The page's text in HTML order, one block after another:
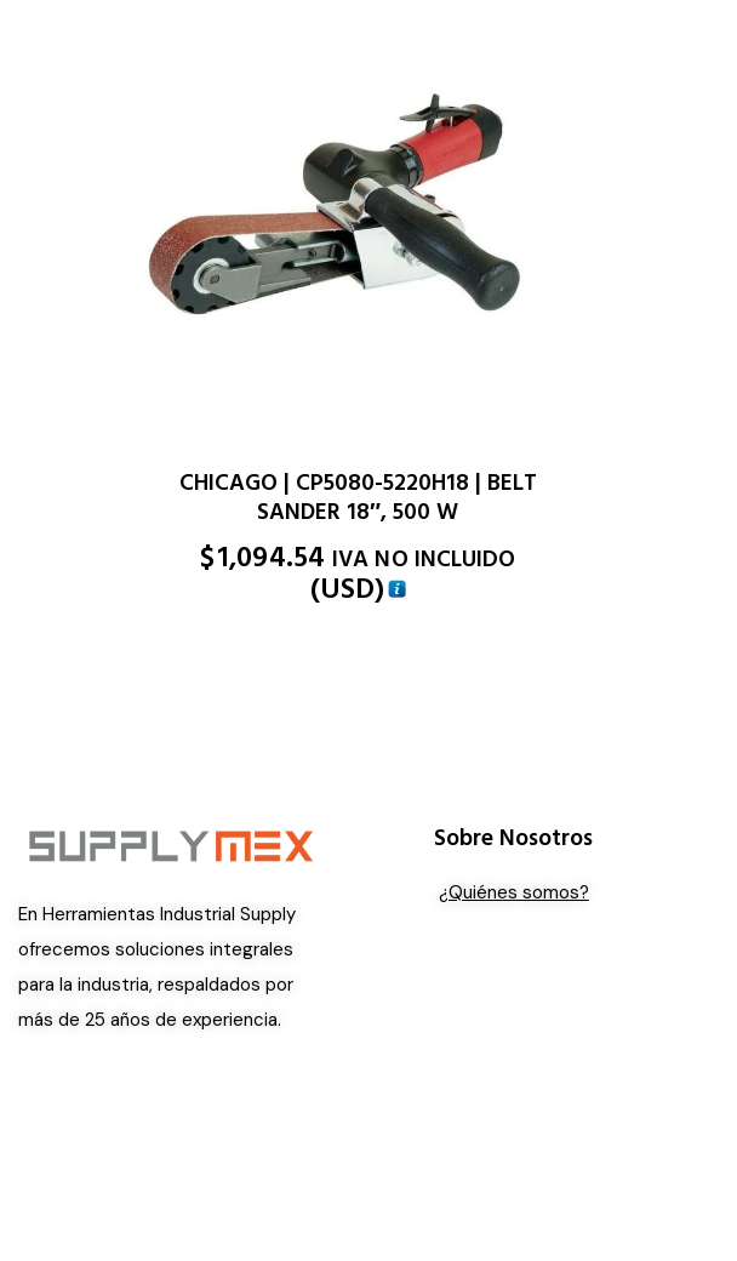
CHICAGO | CP5080-5220H18 | BELT
SANDER 18″, 500 W
$1,094.54 IVA NO INCLUIDO
(USD)
En Herramientas Industrial Supply
ofrecemos soluciones integrales
para la industria, respaldados por
más de 25 años de experiencia.
Sobre Nosotros
¿Quiénes somos?